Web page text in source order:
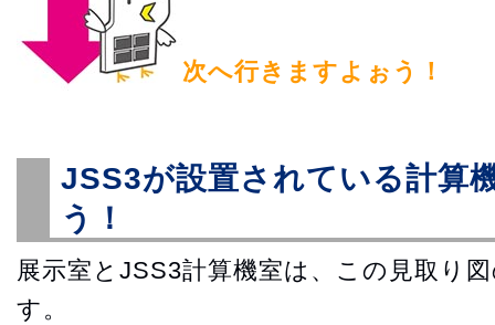
次へ行きますよぉう！
JSS3が設置されている計算
う！
展示室とJSS3計算機室は、この見取り
す。